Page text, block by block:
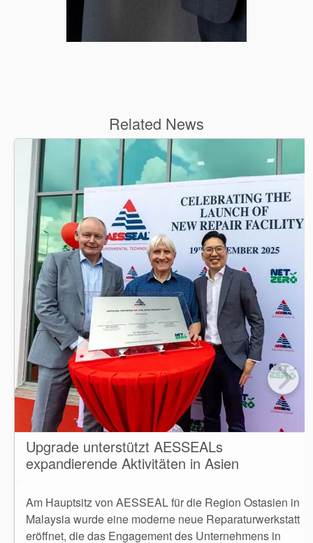
Related News
Upgrade unterstützt AESSEALs
expandierende Aktivitäten in Asien
Am Hauptsitz von AESSEAL für die Region Ostasien in
Malaysia wurde eine moderne neue Reparaturwerkstatt
eröffnet, die das Engagement des Unternehmens in